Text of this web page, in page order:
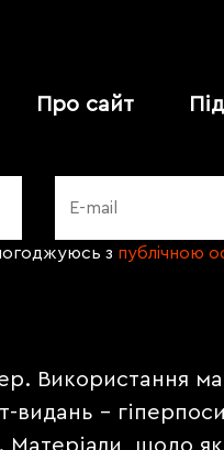
Про сайт
з публічною
Використання
видань -
Матеріали, щодо